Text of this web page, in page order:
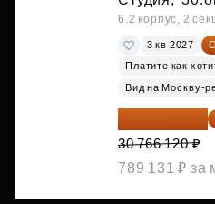
6.2 корпус, 2
3 кв 2027
Платите как
Вид на Москву-
24 305 235 ₽
30 766 120 ₽
789 131 ₽ за